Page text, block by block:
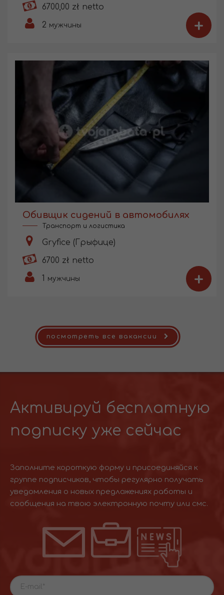
6700,00 zł netto
2 мужчины +
Обивщик сидений в автомобилях
Транспорт и логистика
Gryfice (Грыфице)
6700 zł netto
мужчины +
посмотреть все вакансии
Активируй бесплатную
подписку уже сейчас
Заполните короткую форму и присоединяйся к
группе подписчиков, чтобы регулярно получать
уведомления о новых предложениях работы и
сообщения на твою электронную почту или смс.